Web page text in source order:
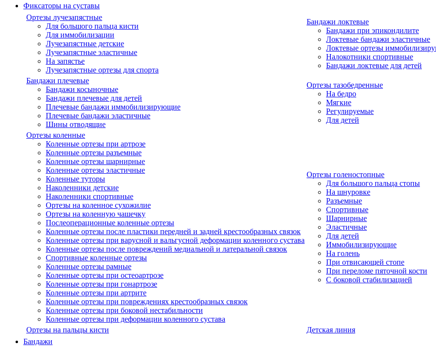
Фиксаторы на суставы
Ортезы лучезапястные
Для большого пальца кисти
Для иммобилизации
Лучезапястные детские
Лучезапястные эластичные
На запястье
Лучезапястные ортезы для спорта
Бандажи локтевые
Бандажи при эпикондилите
Локтевые бандажи эластичные
Локтевые ортезы
Налокотники спортивные
Бандажи локтевые для детей
Бандажи плечевые
Бандажи косыночные
Бандажи плечевые для детей
Плечевые бандажи иммобилизирующие
Плечевые бандажи эластичные
Шины отводящие
Ортезы тазобедренные
На бедро
Мягкие
Регулируемые
Для детей
Ортезы коленные
Коленные ортезы при артрозе
Коленные ортезы разъемные
Коленные ортезы шарнирные
Коленные ортезы эластичные
Коленные туторы
Наколенники детские
Наколенники спортивные
Ортезы на коленное сухожилие
Ортезы на коленную чашечку
Послеоперационные коленные ортезы
Коленные ортезы после пластики передней и задней крестообразных связок
Коленные ортезы при варусной и вальгусной деформации коленного сустава
Коленные ортезы после повреждений медиальной и латеральной связок
Спортивные коленные ортезы
Коленные ортезы рамные
Коленные ортезы при остеоартрозе
Коленные ортезы при гонартрозе
Коленные ортезы при артрите
Коленные ортезы при повреждениях крестообразных связок
Коленные ортезы при боковой нестабильности
Коленные ортезы при деформации коленного сустава
Ортезы голеностопные
Для большого пальца стопы
На шнуровке
Разъемные
Спортивные
Шарнирные
Эластичные
Для детей
Иммобилизирующие
На голень
При отвисающей стопе
При переломе пяточной кости
С боковой стабилизацией
Ортезы на пальцы кисти
Детская линия
Бандажи